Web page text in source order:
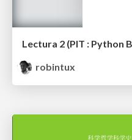
Lectura 2 (PIT : Python
robintux